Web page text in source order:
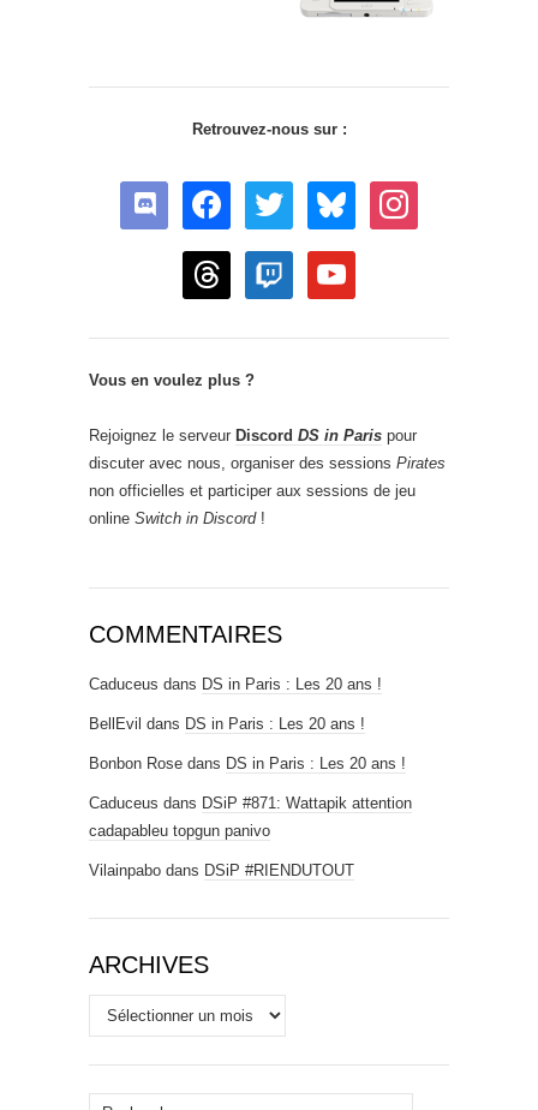
Retrouvez-nous sur :
discord facebook twitter bluesky instagram
threads twitch youtube
Vous en voulez plus ?
Rejoignez le serveur Discord DS in Paris pour
discuter avec nous, organiser des sessions Pirates
non officielles et participer aux sessions de jeu
online Switch in Discord!
COMMENTAIRES
Caduceus dans DS in Paris : Les 20 ans !
BellEvil dans DS in Paris : Les 20 ans !
Bonbon Rose dans DS in Paris : Les 20 ans !
Caduceus dans DSiP #871: Wattapik attention
cadapableu topgun panivo
Vilainpabo dans DSiP #RIENDUTOUT
ARCHIVES
Archives
Rechercher :